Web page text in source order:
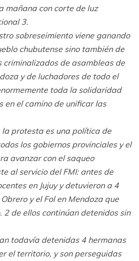
mañana con corte de luz
3.
sobreseimiento viene ganando
chubutense sino también de
criminalizados de asambleas de
y de luchadores de todo el
toda la solidaridad
en el camino de unificar las
protesta es una política de
los gobiernos provinciales y el
avanzar con el saqueo
al servicio del FMI: antes de
en Jujuy y detuvieron a 4
y el Fol en Mendoza que
de ellos continúan detenidos sin
todavía detenidas 4 hermanas
el territorio, y son perseguidas